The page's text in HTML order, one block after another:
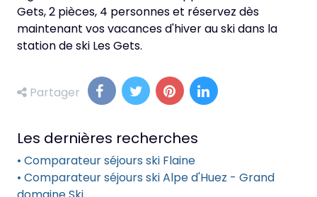
Gets, 2 pièces, 4 personnes et réservez dès
maintenant vos vacances d'hiver au ski dans la
station de ski Les Gets.
Partager
Les dernières recherches
• Comparateur séjours ski Flaine
• Comparateur séjours ski Alpe d'Huez - Grand